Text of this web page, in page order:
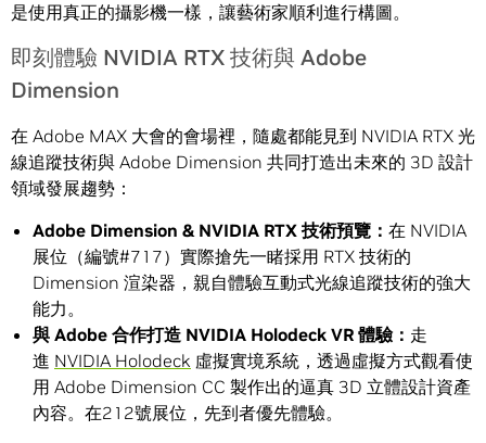
是使用真正的攝影機一樣，讓藝術家順利進行構圖。
即刻體驗 NVIDIA RTX 技術與 Adobe
Dimension
在 Adobe MAX 大會的會場裡，隨處都能見到 NVIDIA RTX 光
線追蹤技術與 Adobe Dimension 共同打造出未來的 3D 設計
領域發展趨勢：
Adobe Dimension & NVIDIA RTX 技術預覽： 在 NVIDIA
展位（編號#717）實際搶先一睹採用 RTX 技術的
Dimension 渲染器，親自體驗互動式光線追蹤技術的強大
能力。
與 Adobe 合作打造 NVIDIA Holodeck VR 體驗： 走
進 NVIDIA Holodeck 虛擬實境系統，透過虛擬方式觀看使
用 Adobe Dimension CC 製作出的逼真 3D 立體設計資產
內容。在212號展位，先到者優先體驗。